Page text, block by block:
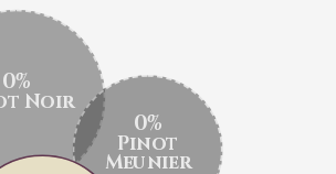
0%
Noir
0%
Pinot
Meunier